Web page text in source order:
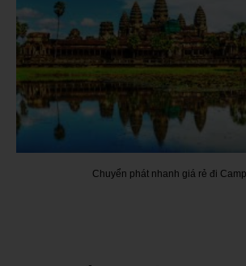
Chuyển phát nhanh giá rẻ đi